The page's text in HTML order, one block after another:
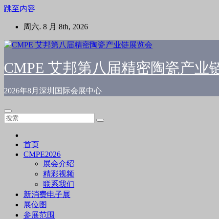
跳至内容
周六. 8 月 8th, 2026
CMPE 艾邦第八届精密陶瓷产业
2026年8月深圳国际会展中心
首页
CMPE2026
展会介绍
精彩视频
联系我们
新消费电子展
展位图
参展范围